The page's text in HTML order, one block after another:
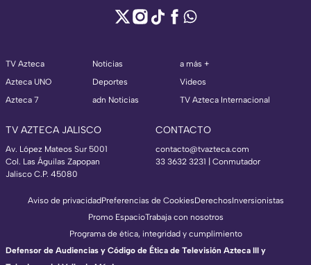
TV Azteca
Azteca UNO
Azteca 7
Noticias
Deportes
adn Noticias
a más +
Videos
TV Azteca Internacional
TV AZTECA JALISCO
Av. López Mateos Sur 5001
Col. Las Águilas Zapopan
Jalisco C.P. 45080
CONTACTO
contacto@tvazteca.com
33 3632 3231 | Conmutador
Aviso de privacidadPreferencias de CookiesDerechosInversionistas
Promo EspacioTrabaja con nosotros
Programa de ética, integridad y cumplimiento
Defensor de Audiencias y Código de Ética de Televisión Azteca III y